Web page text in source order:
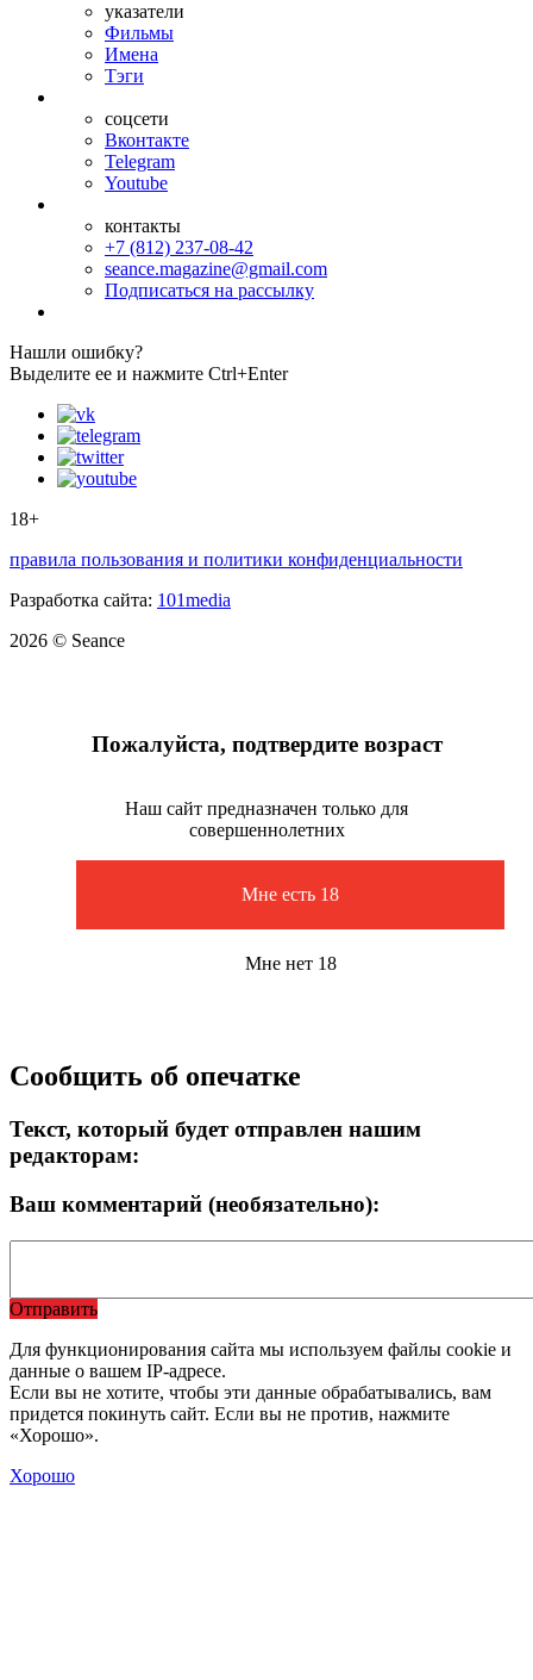
указатели
Фильмы
Имена
Тэги
соцсети
Вконтакте
Telegram
Youtube
контакты
+7 (812) 237-08-42
seance.magazine@gmail.com
Подписаться на рассылку
Нашли ошибку?
Выделите ее и нажмите Ctrl+Enter
18+
правила пользования и политики конфиденциальности
Разработка сайта: 101media
2026 © Seance
Пожалуйста, подтвердите возраст
Наш сайт предназначен только для
совершеннолетних
Мне есть 18
Мне нет 18
Сообщить об опечатке
Текст, который будет отправлен нашим
редакторам:
Ваш комментарий (необязательно):
Отправить
Для функционирования сайта мы используем файлы cookie и
данные о вашем IP-адресе.
Если вы не хотите, чтобы эти данные обрабатывались, вам
придется покинуть сайт. Если вы не против, нажмите
«Хорошо».
Хорошо